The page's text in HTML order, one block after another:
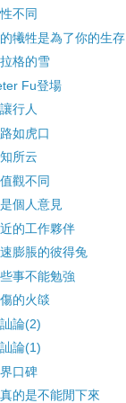
不同
犧牲是為了你的生存
格的雪
Fu登場
行人
如虎口
所云
觀不同
個人意見
的工作夥伴
膨脹的彼得兔
事不能勉強
的火燄
論(2)
論(1)
口碑
的是不能閒下來